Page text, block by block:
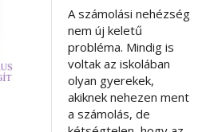
A számolási nehézség
nem új keletű
probléma. Mindig is
voltak az iskolában
olyan gyerekek,
akiknek nehezen ment
a számolás, de